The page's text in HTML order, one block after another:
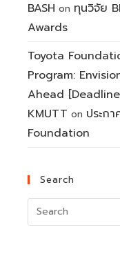
BASH on ทุนวิจัย
Awards
Toyota
Program:
Ahead
KMUTT on ประก
Foundation
Search
Search
for: